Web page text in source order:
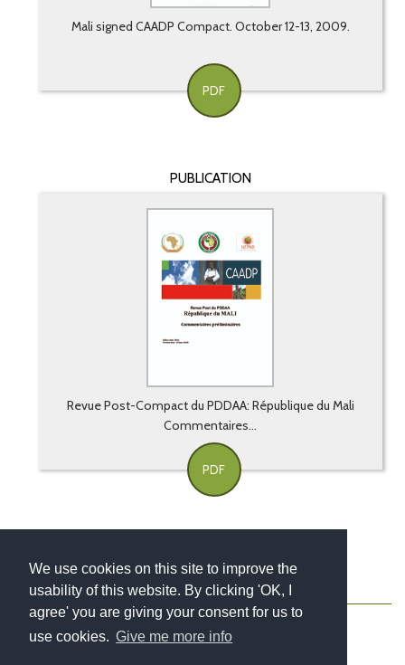
We use cookies on this site to improve the
usability of this website. By clicking 'OK, I
agree' you are giving your consent for us to
use cookies. Give me more info
Mali signed CAADP Compact. October 12-13, 2009.
PDF
PUBLICATION
Revue Post-Compact du PDDAA: République du Mali
Commentaires...
PDF
AboutContactBlog Newsletter